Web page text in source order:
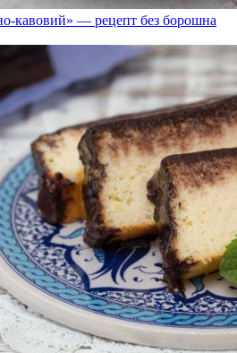
кавовий» — рецепт без борошна